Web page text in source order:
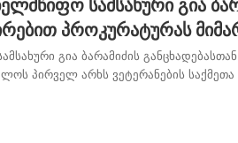
სამსახური გია
პროკურატურას
გია ბარამიძის
პირველ არხს ვეტერანების